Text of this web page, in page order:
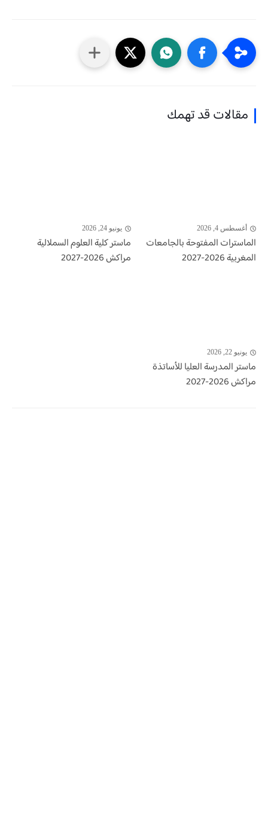
مقالات قد تهمك
أغسطس 4, 2026
الماسترات المفتوحة بالجامعات
المغربية 2026-2027
يونيو 24, 2026
ماستر كلية العلوم السملالية
مراكش 2026-2027
يونيو 22, 2026
ماستر المدرسة العليا للأساتذة
مراكش 2026-2027